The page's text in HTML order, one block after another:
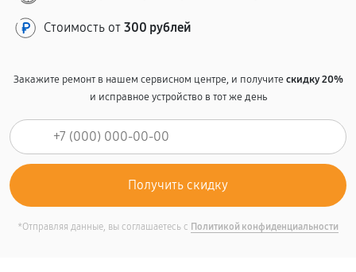
Стоимость от 300 рублей
Закажите ремонт в нашем сервисном центре, и получитескидку 20%
и исправное устройство в тот же день
*Отправляя данные, вы соглашаетесь с Политикой конфиденциальности